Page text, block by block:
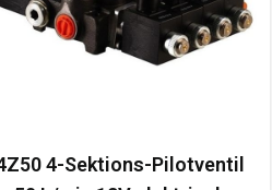
4-Sektions-Pilotventil